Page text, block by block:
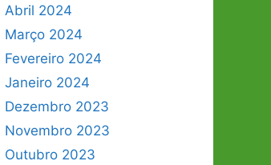
Abril 2024
Março 2024
Fevereiro 2024
Janeiro 2024
Dezembro 2023
Novembro 2023
Outubro 2023